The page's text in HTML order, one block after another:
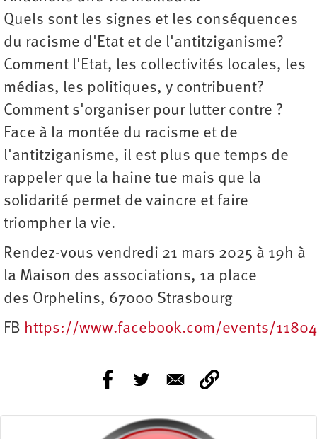
Quels sont les signes et les conséquences
du racisme d'Etat et de l'antitziganisme?
Comment l'Etat, les collectivités locales, les
médias, les politiques, y contribuent?
Comment s'organiser pour lutter contre ?
Face à la montée du racisme et de
l'antitziganisme, il est plus que temps de
rappeler que la haine tue mais que la
solidarité permet de vaincre et faire
triompher la vie.
Rendez-vous vendredi 21 mars 2025 à 19h à
la Maison des associations, 1a place
des Orphelins, 67000 Strasbourg
FB https://www.facebook.com/events/